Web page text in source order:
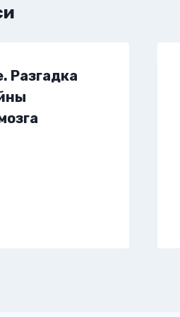
Разгадка